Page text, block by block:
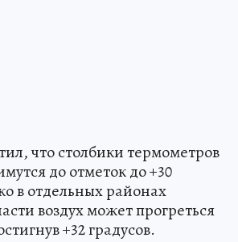
что столбики термометров
до отметок до +30
в отдельных районах
воздух может прогреться
+32 градусов.